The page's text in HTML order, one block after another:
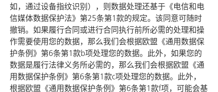
如，通过设备指纹识别），则数据处理还基于《电信和电
信媒体数据保护法》第25条第1款的规定。该同意可随时
撤销。如果履行合同或进行合同执行前所必需的处理和操
作需要使用您的数据，那么我们会根据欧盟《通用数据保
护条例》第6条第1款b项处理您的数据。此外，如果您的
数据是履行法律义务所必需的，那么我们会根据欧盟《通
用数据保护条例》第6条第1款c项处理您的数据。此外，
根据欧盟《通用数据保护条例》第6条第1款f项，可能会基